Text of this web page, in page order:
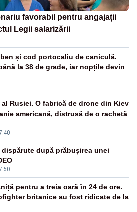
favorabil pentru angajații
Legii salarizării
și cod portocaliu de caniculă.
la 38 de grade, iar nopțile devin
Rusiei. O fabrică de drone din Kiev
americană, distrusă de o rachetă
dispărute după prăbușirea unei
pentru a treia oară în 24 de ore.
britanice au fost ridicate de la